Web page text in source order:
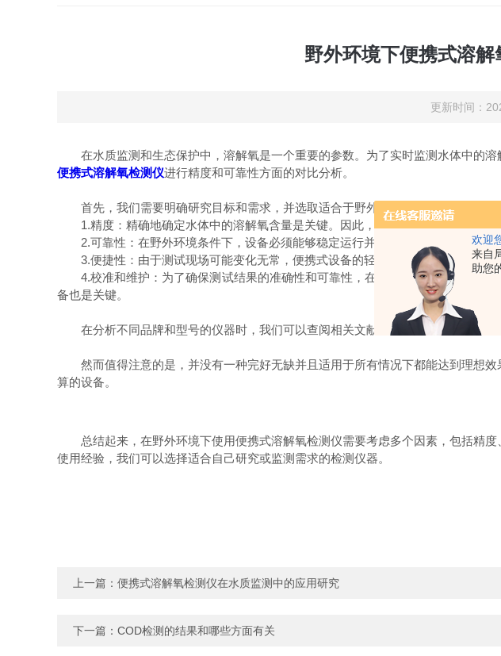
欢迎
来自
助您
野外环境下便携式溶
更新时间：
在水质监测和生态保护中，溶解氧是一个重要的参数。为了实时监测水体中的溶
便携式溶解氧检测仪进行精度和可靠性方面的对比分析。
首先，我们需要明确研究目标和需求，并选取适合于野外环境测试条件下使用的
1.精度：精确地确定水体中的溶解氧含量是关键。因此，在选择设备时应查看其
2.可靠性：在野外环境条件下，设备必须能够稳定运行并提供可靠数据。这意味
3.便捷性：由于测试现场可能变化无常，便携式设备的轻便性和易于操作性非常
4.校准和维护：为了确保测试结果的准确性和可靠性，在野外使用前后对设备进
备也是关键。
在分析不同品牌和型号的仪器时，我们可以查阅相关文献、产品手册以及用户评
然而值得注意的是，并没有一种完好无缺并且适用于所有情况下都能达到理想效
算的设备。
总结起来，在野外环境下使用便携式溶解氧检测仪需要考虑多个因素，包括精度
使用经验，我们可以选择适合自己研究或监测需求的检测仪器。
上一篇： 便携式溶解氧检测仪在水质监测中的应用研究
下一篇： COD检测的结果和哪些方面有关